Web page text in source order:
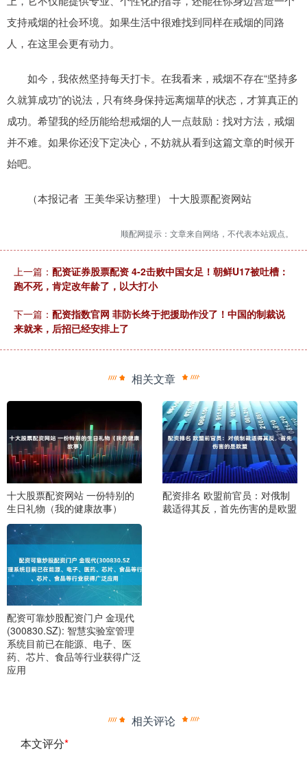
支持戒烟的社会环境。如果生活中很难找到同样在戒烟的同路
人，在这里会更有动力。
如今，我依然坚持每天打卡。在我看来，戒烟不存在“坚持多
久就算成功”的说法，只有终身保持远离烟草的状态，才算真正的
成功。希望我的经历能给想戒烟的人一点鼓励：找对方法，戒烟
并不难。如果你还没下定决心，不妨就从看到这篇文章的时候开
始吧。
（本报记者 王美华采访整理） 十大股票配资网站
顺配网提示：文章来自网络，不代表本站观点。
上一篇： 配资证券股票配资 4-2击败中国女足！朝鲜U17被吐槽：
跑不死，肯定改年龄了，以大打小
下一篇： 配资指数官网 菲防长终于把援助作没了！中国的制裁说
来就来，后招已经安排上了
相关文章
十大股票配资网站 一份特别的
生日礼物（我的健康故事）
配资排名 欧盟前官员：对俄制
裁适得其反，首先伤害的是欧盟
配资可靠炒股配资门户 金现代
(300830.SZ): 智慧实验室管理
系统目前已在能源、电子、医
药、芯片、食品等行业获得广泛
应用
相关评论
本文评分*